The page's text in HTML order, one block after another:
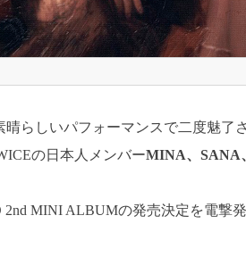
晴らしいパフォーマンスで二度魅了
の日本人メンバーMINA、SANA
MINI ALBUMの発売決定を電撃